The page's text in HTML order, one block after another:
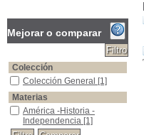
Mejorar o comparar
Colección
Colección General
Colección General [1]
Materias
América -Historia -Independencia
América -Historia -
Independencia [1]